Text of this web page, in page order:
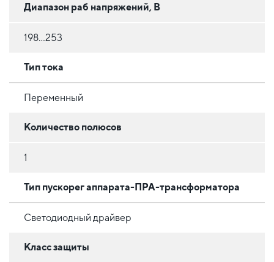
Диапазон раб напряжений, В
198...253
Тип тока
Переменный
Количество полюсов
1
Тип пускорег аппарата-ПРА-трансформатора
Светодиодный драйвер
Класс защиты